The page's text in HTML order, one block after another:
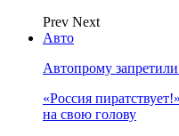
Prev Next
Авто
Автопрому
«Россия
на свою голову